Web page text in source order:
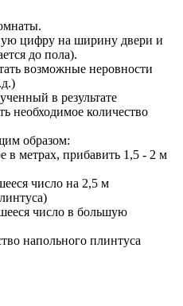
цифру на ширину двери и
до пола).
возможные неровности
в результате
необходимое количество
образом:
в метрах, прибавить 1,5 - 2 м
число на 2,5 м
число в большую
напольного плинтуса